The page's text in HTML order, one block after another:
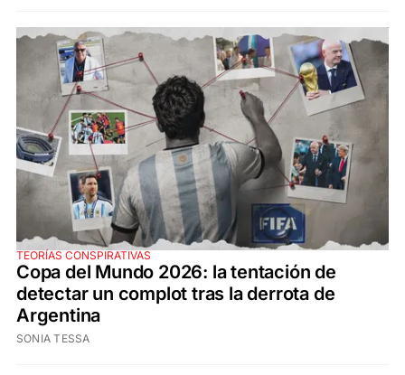
TEORÍAS CONSPIRATIVAS
Copa del Mundo 2026: la tentación de
detectar un complot tras la derrota de
Argentina
SONIA TESSA